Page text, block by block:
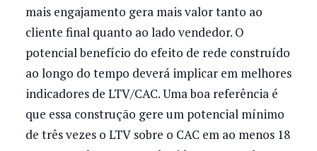
mais engajamento gera mais valor tanto ao
cliente final quanto ao lado vendedor. O
potencial benefício do efeito de rede construído
ao longo do tempo deverá implicar em melhores
indicadores de LTV/CAC. Uma boa referência é
que essa construção gere um potencial mínimo
de três vezes o LTV sobre o CAC em ao menos 18